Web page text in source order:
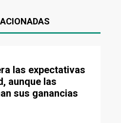
las expectativas
aunque las
sus ganancias